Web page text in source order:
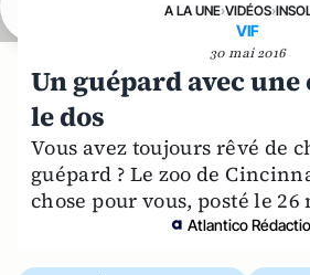
A LA UNE›VIDÉOS›
VIF
30 mai 2016
Un guépard avec
le dos
Vous avez toujours rêvé de
guépard ? Le zoo de
chose pour vous, posté le
Atlantico